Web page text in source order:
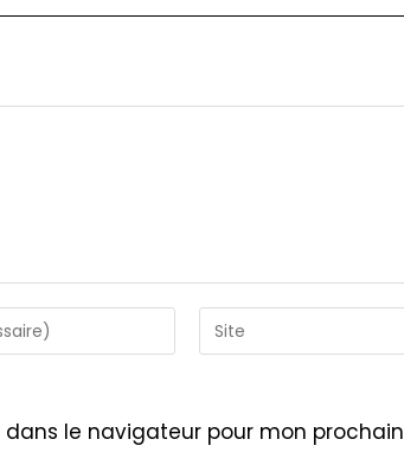
Saisir
l’URL
site
le navigateur pour mon prochain